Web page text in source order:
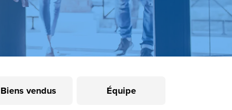
Biens vendus Équipe